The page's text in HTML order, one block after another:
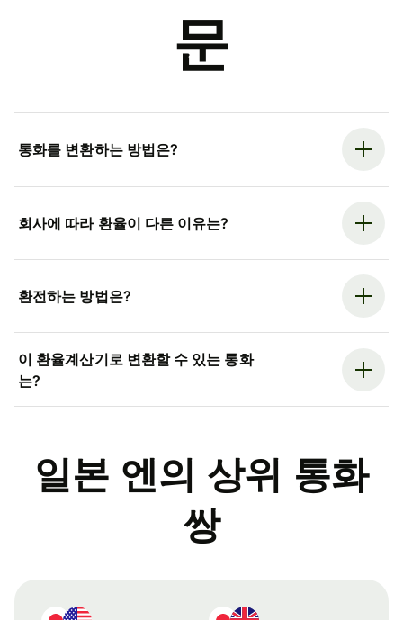
문
통화를 변환하는 방법은?
회사에 따라 환율이 다른 이유는?
환전하는 방법은?
이 환율계산기로 변환할 수 있는 통화
는?
일본 엔의 상위 통화
쌍